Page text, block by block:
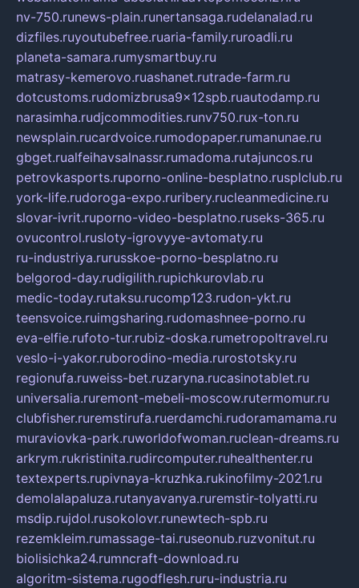
nv-750.runews-plain.runertansaga.rudelanalad.ru
dizfiles.ruyoutubefree.ruaria-family.ruroadli.ru
planeta-samara.rumysmartbuy.ru
matrasy-kemerovo.ruashanet.rutrade-farm.ru
dotcustoms.rudomizbrusa9x12spb.ruautodamp.ru
narasimha.rudjcommodities.runv750.rux-ton.ru
newsplain.rucardvoice.rumodopaper.rumanunae.ru
gbget.rualfeihavsalnassr.rumadoma.rutajuncos.ru
petrovkasports.ruporno-online-besplatno.rusplclub.ru
york-life.rudoroga-expo.ruribery.rucleanmedicine.ru
slovar-ivrit.ruporno-video-besplatno.ruseks-365.ru
ovucontrol.rusloty-igrovyye-avtomaty.ru
ru-industriya.rurusskoe-porno-besplatno.ru
belgorod-day.rudigilith.rupichkurovlab.ru
medic-today.rutaksu.rucomp123.rudon-ykt.ru
teensvoice.ruimgsharing.rudomashnee-porno.ru
eva-elfie.rufoto-tur.rubiz-doska.rumetropoltravel.ru
veslo-i-yakor.ruborodino-media.rurostotsky.ru
regionufa.ruweiss-bet.ruzaryna.rucasinotablet.ru
universalia.ruremont-mebeli-moscow.rutermomur.ru
clubfisher.ruremstirufa.ruerdamchi.rudoramamama.ru
muraviovka-park.ruworldofwoman.ruclean-dreams.ru
arkrym.rukristinita.rudircomputer.ruhealthenter.ru
textexperts.rupivnaya-kruzhka.rukinofilmy-2021.ru
demolalapaluza.rutanyavanya.ruremstir-tolyatti.ru
msdip.rujdol.rusokolovr.runewtech-spb.ru
rezemkleim.rumassage-tai.ruseonub.ruzvonitut.ru
biolisichka24.rumncraft-download.ru
algoritm-sistema.rugodflesh.ruru-industria.ru